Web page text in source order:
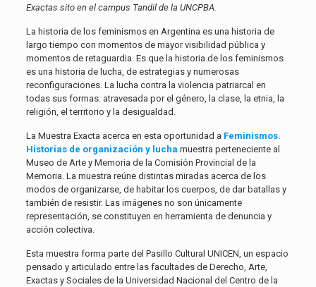
Exactas sito en el campus Tandil de la UNCPBA.
La historia de los feminismos en Argentina es una historia de
largo tiempo con momentos de mayor visibilidad pública y
momentos de retaguardia. Es que la historia de los feminismos
es una historia de lucha, de estrategias y numerosas
reconfiguraciones. La lucha contra la violencia patriarcal en
todas sus formas: atravesada por el género, la clase, la etnia, la
religión, el territorio y la desigualdad.
La Muestra Exacta acerca en esta oportunidad a Feminismos.
Historias de organización y lucha muestra perteneciente al
Museo de Arte y Memoria de la Comisión Provincial de la
Memoria. La muestra reúne distintas miradas acerca de los
modos de organizarse, de habitar los cuerpos, de dar batallas y
también de resistir. Las imágenes no son únicamente
representación, se constituyen en herramienta de denuncia y
acción colectiva.
Esta muestra forma parte del Pasillo Cultural UNICEN, un espacio
pensado y articulado entre las facultades de Derecho, Arte,
Exactas y Sociales de la Universidad Nacional del Centro de la